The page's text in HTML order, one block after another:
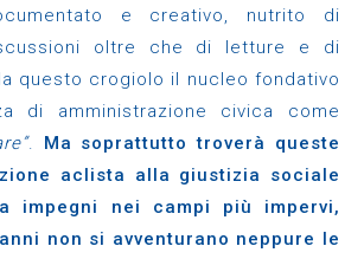
e creativo, nutrito di
oltre che di letture e di
questo crogiolo il nucleo fondativo
di amministrazione civica come
. Ma soprattutto troverà queste
aclista alla giustizia sociale
impegni nei campi più impervi,
non si avventurano neppure le